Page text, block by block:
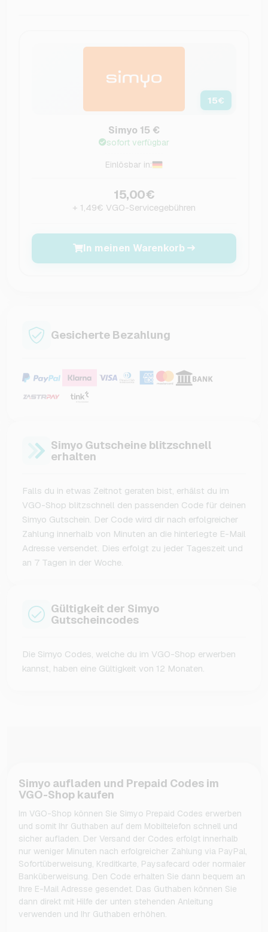
15€
Simyo 15 €
sofort verfügbar
Einlösbar in:
15,00€
+ 1,49€ VGO-Servicegebühren
In meinen Warenkorb
Gesicherte Bezahlung
Simyo Gutscheine blitzschnell
erhalten
Falls du in etwas Zeitnot geraten bist, erhälst du im
VGO-Shop blitzschnell den passenden Code für deinen
Simyo Gutschein. Der Code wird dir nach erfolgreicher
Zahlung innerhalb von Minuten an die hinterlegte E-Mail
Adresse versendet. Dies erfolgt zu jeder Tageszeit und
an 7 Tagen in der Woche.
Gültigkeit der Simyo
Gutscheincodes
Die Simyo Codes, welche du im VGO-Shop erwerben
kannst, haben eine Gültigkeit von 12 Monaten.
Simyo aufladen und Prepaid Codes im
VGO-Shop kaufen
Im VGO-Shop können Sie Simyo Prepaid Codes erwerben
und somit Ihr Guthaben auf dem Mobiltelefon schnell und
sicher aufladen. Der Versand der Codes erfolgt innerhalb
nur weniger Minuten nach erfolgreicher Zahlung via PayPal,
Sofortüberweisung, Kreditkarte, Paysafecard oder normaler
Banküberweisung. Den Code erhalten Sie dann bequem an
Ihre E-Mail Adresse gesendet. Das Guthaben können Sie
dann direkt mit Hilfe der unten stehenden Anleitung
verwenden und Ihr Guthaben erhöhen.